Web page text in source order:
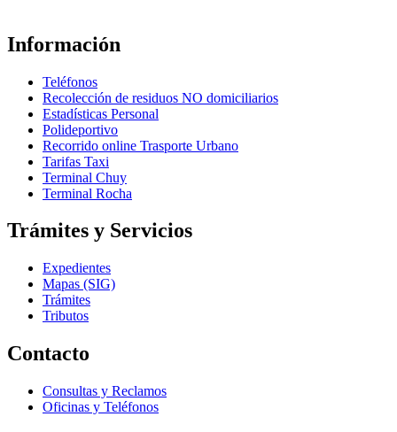
Información
Teléfonos
Recolección de residuos NO domiciliarios
Estadísticas Personal
Polideportivo
Recorrido online Trasporte Urbano
Tarifas Taxi
Terminal Chuy
Terminal Rocha
Trámites y Servicios
Expedientes
Mapas (SIG)
Trámites
Tributos
Contacto
Consultas y Reclamos
Oficinas y Teléfonos